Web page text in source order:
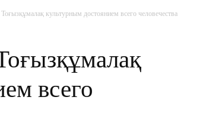
культурным достоянием всего человечества
всего